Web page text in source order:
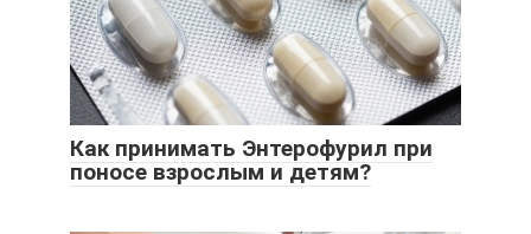
Как принимать Энтерофурил при
поносе взрослым и детям?